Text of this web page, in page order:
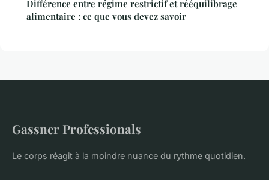
Différence entre régime restrictif et rééquilibrage
alimentaire : ce que vous devez savoir
Gassner Professionals
Le corps réagit à la moindre nuance du rythme quotidien.